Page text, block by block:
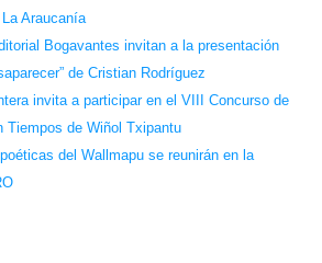
Araucanía
Bogavantes invitan a la presentación
de Cristian Rodríguez
invita a participar en el VIII Concurso de
Tiempos de Wiñol Txipantu
del Wallmapu se reunirán en la